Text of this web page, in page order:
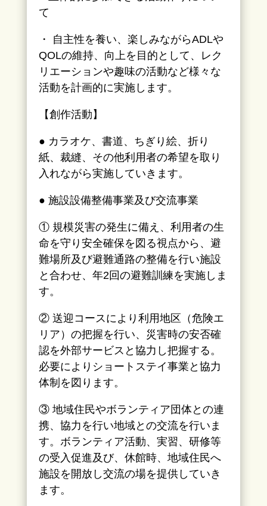
て
・ 自主性を養い、楽しみながらADLや
QOLの維持、向上を目的として、レク
リエーションや趣味の活動など様々な
活動を計画的に実施します。
【創作活動】
● カラオケ、書道、ちぎり絵、折り
紙、裁縫、その他利用者の希望を取り
入れながら実施していきます。
● 施設設備整備事業及び交流事業
① 規模災害の発生に備え、利用者の生
命を守り安全確保を図る視点から、避
難場所及び避難通路の整備を行い施設
と合わせ、年2回の避難訓練を実施しま
す。
② 送迎コースにより利用地区（危険エ
リア）の把握を行い、災害時の安否確
認を外部サービスと協力し把握する。
必要によりショートステイ事業と協力
体制を図ります。
③ 地域住民やボランティア団体との連
携、協力を行い地域との交流を行いま
す。ボランティア活動、実習、研修等
の受入促進及び、休館時、地域住民へ
施設を開放し交流の場を提供していき
ます。